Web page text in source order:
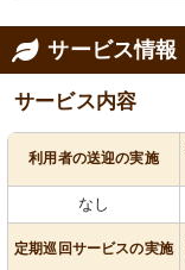
サービス情報
サービス内容
利用者の送迎の実施
なし
定期巡回サービスの実施